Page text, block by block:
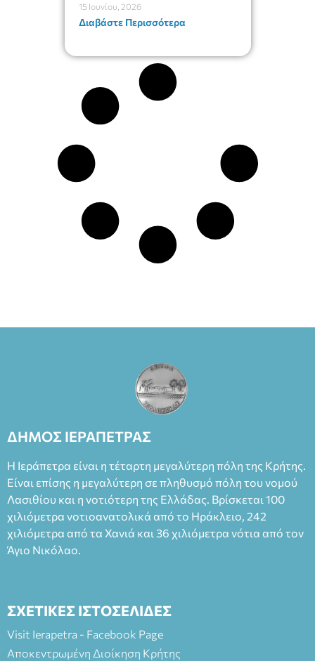
του Δήμου Ιεράπετρας,
συμμετείχε ο Δήμαρχος
Φραγκούλης.
15 Ιουνίου, 2026
Διαβάστε Περισσότερα
ΔΗΜΟΣ ΙΕΡΑΠΕΤΡΑΣ
Η Ιεράπετρα είναι η τέταρτη μεγαλύτερη πόλη της Κρήτης.
Είναι επίσης η μεγαλύτερη σε πληθυσμό πόλη του νομού
Λασιθίου και η νοτιότερη της Ελλάδας. Βρίσκεται 100
χιλιόμετρα νοτιοανατολικά από το Ηράκλειο, 242
χιλιόμετρα από τα Χανιά και 36 χιλιόμετρα νότια από τον
Άγιο Νικόλαο.
ΣΧΕΤΙΚΕΣ ΙΣΤΟΣΕΛΙΔΕΣ
Visit Ierapetra - Facebook Page
Αποκεντρωμένη Διοίκηση Κρήτης